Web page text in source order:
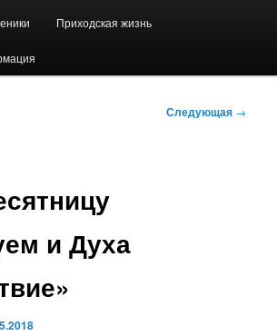
Приходская жизнь
Следующая →
и Духа